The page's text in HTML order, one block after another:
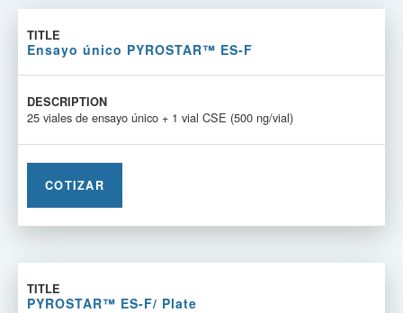
Ensayo único PYROSTAR™ ES-F
25 viales de ensayo único + 1 vial CSE (500 ng/vial)
COTIZAR
PYROSTAR™ ES-F/ Plate